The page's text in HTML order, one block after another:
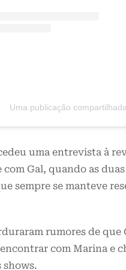
Uma publicação
uma entrevista à
Gal, quando as
sempre se manteve
rumores de que
com Marina e
shows.